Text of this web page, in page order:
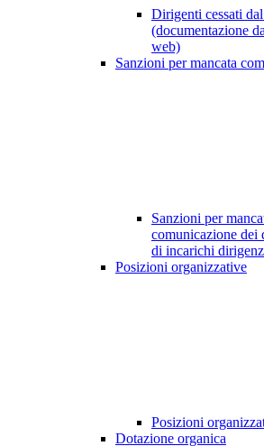
Dirigenti cessati
(documentazione
web)
Sanzioni per mancata
Sanzioni per
comunicazione dei
di incarichi
Posizioni organizzative
Posizioni
Dotazione organica